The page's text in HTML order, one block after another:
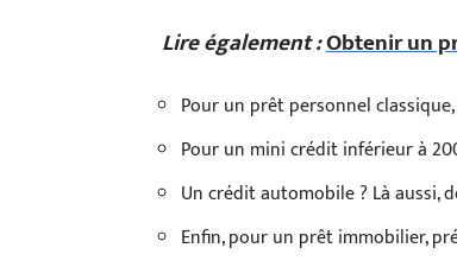
Lire également :Obtenir un
Pour un prêt personnel
Pour un mini crédit inférieur à
Un crédit automobile ? Là aussi,
Enfin, pour un prêt immobilier,